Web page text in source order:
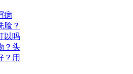
病
脸？
以吗
？头
？用